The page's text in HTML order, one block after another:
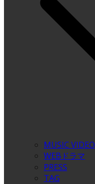
MUSIC VIDEO
WEBドラマ
PRESS
TAG